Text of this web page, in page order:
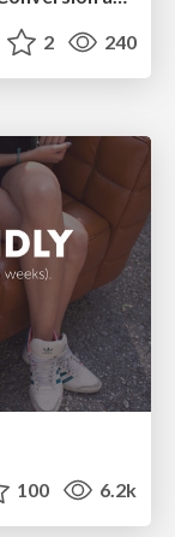
2 240
100 6.2k